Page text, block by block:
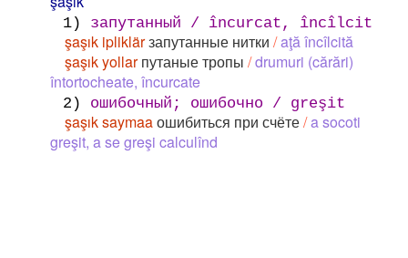
1) запутанный / încurcat, încîlcit
şaşık ipliklärзапутанные нитки /aţă încîlcită
şaşık yollarпутаные тропы /drumuri (cărări)
întortocheate, încurcate
2) ошибочный; ошибочно / greşit
şaşık saymaaошибиться при счёте/a socoti
greşit, a se greşi calculînd